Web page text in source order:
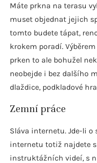
Máte prkna na terasu
muset objednat jejich
tomto budete tápat,
krokem poradí.
prken to ale bohužel
neobejde i bez dalšího
dlaždice, podkladové
Zemní práce
Sláva internetu. Jde-li o
internetu totiž najdete
instruktážních videí, s